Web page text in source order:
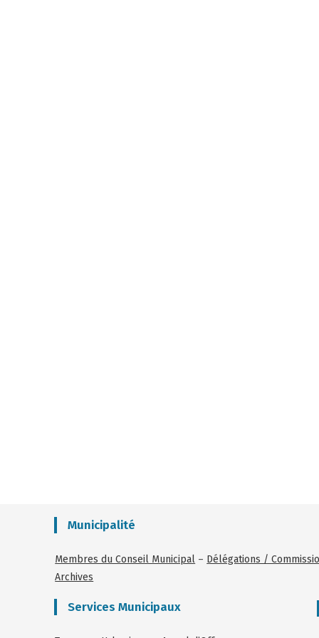
Municipalité
Membres du Conseil Municipal – Délégations /
Archives
Services Municipaux